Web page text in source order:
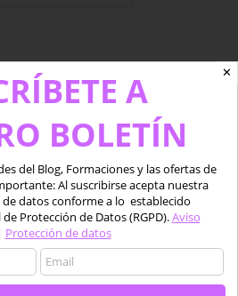
de precisión
Agua Aplicaciones
datos LiDAR
✕
A
BOLETÍN
del Blog, Formaciones y las ofertas de
Al suscribirse acepta nuestra
datos conforme a lo establecido
Protección de Datos (RGPD).Aviso
Protección de datos